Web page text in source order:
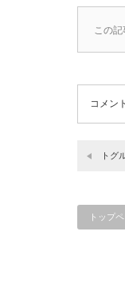
この記
コメン
トグ
トップ